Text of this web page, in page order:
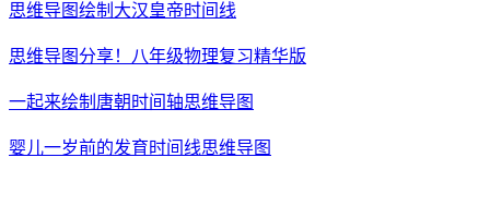
思维导图绘制大汉皇帝时间线
思维导图分享！八年级物理复习精华版
一起来绘制唐朝时间轴思维导图
婴儿一岁前的发育时间线思维导图